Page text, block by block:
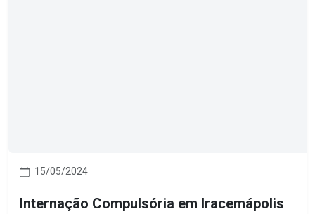
15/05/2024
Internação Compulsória em Iracemápolis